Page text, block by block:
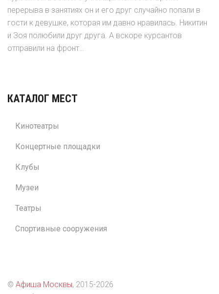
перерыва в занятиях он и его друг случайно попали в
гости к девушке, которая им давно нравилась. Никитин
и Зоя полюбили друг друга. А вскоре курсантов
отправили на фронт…
КАТАЛОГ МЕСТ
Кинотеатры
Концертные площадки
Клубы
Музеи
Театры
Спортивные сооружения
© Афиша Москвы, 2015-2026